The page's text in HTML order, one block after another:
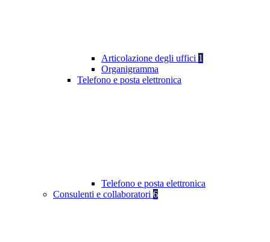
Articolazione degli uffici 1
Organigramma
Telefono e posta elettronica
Telefono e posta elettronica
Consulenti e collaboratori 6